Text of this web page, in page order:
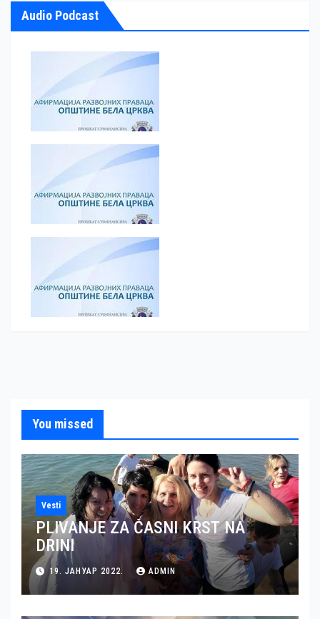
Audio Podcast
You missed
Vesti
PLIVANJE ZA ČASNI KRST NA
DRINI
19. ЈАНУАР 2022. ADMIN